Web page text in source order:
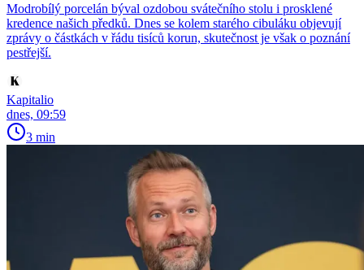
Modrobílý porcelán býval ozdobou svátečního stolu i prosklené
kredence našich předků. Dnes se kolem starého cibuláku objevují
zprávy o částkách v řádu tisíců korun, skutečnost je však o poznání
pestřejší.
Kapitalio
dnes, 09:59
3 min